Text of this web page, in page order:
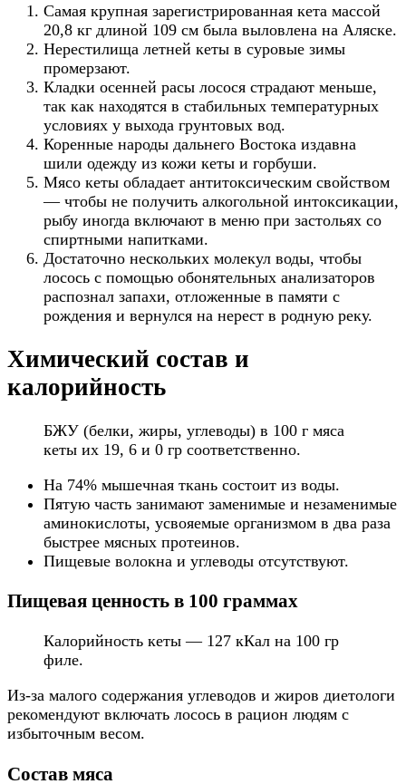
Самая крупная зарегистрированная кета массой
20,8 кг длиной 109 см была выловлена на Аляске.
Нерестилища летней кеты в суровые зимы
промерзают.
Кладки осенней расы лосося страдают меньше,
так как находятся в стабильных температурных
условиях у выхода грунтовых вод.
Коренные народы дальнего Востока издавна
шили одежду из кожи кеты и горбуши.
Мясо кеты обладает антитоксическим свойством
— чтобы не получить алкогольной интоксикации,
рыбу иногда включают в меню при застольях со
спиртными напитками.
Достаточно нескольких молекул воды, чтобы
лосось с помощью обонятельных анализаторов
распознал запахи, отложенные в памяти с
рождения и вернулся на нерест в родную реку.
Химический состав и
калорийность
БЖУ (белки, жиры, углеводы) в 100 г мяса
кеты их 19, 6 и 0 гр соответственно.
На 74% мышечная ткань состоит из воды.
Пятую часть занимают заменимые и незаменимые
аминокислоты, усвояемые организмом в два раза
быстрее мясных протеинов.
Пищевые волокна и углеводы отсутствуют.
Пищевая ценность в 100 граммах
Калорийность кеты — 127 кКал на 100 гр
филе.
Из-за малого содержания углеводов и жиров диетологи
рекомендуют включать лосось в рацион людям с
избыточным весом.
Состав мяса